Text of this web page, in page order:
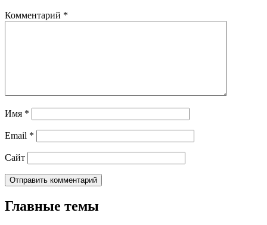
Комментарий *
Имя *
Email *
Сайт
Главные темы